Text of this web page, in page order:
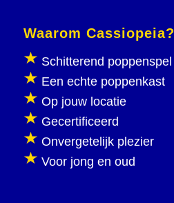
Waarom Cassiopeia?
Schitterend poppenspel
Een echte poppenkast
Op jouw locatie
Gecertificeerd
Onvergetelijk plezier
Voor jong en oud